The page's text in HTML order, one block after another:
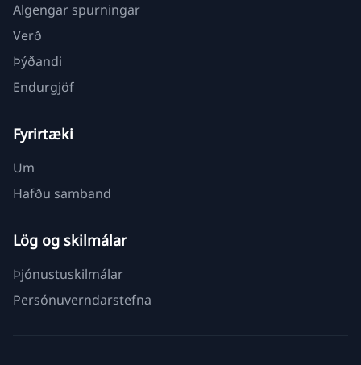
Algengar spurningar
Verð
Þýðandi
Endurgjöf
Fyrirtæki
Um
Hafðu samband
Lög og skilmálar
Þjónustuskilmálar
Persónuverndarstefna